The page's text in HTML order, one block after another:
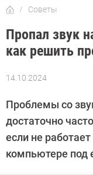
Советы
Пропал звук
как решить
14.10.2024
Автор:
Иванов
Проблемы со
достаточно
если не
компьютере под